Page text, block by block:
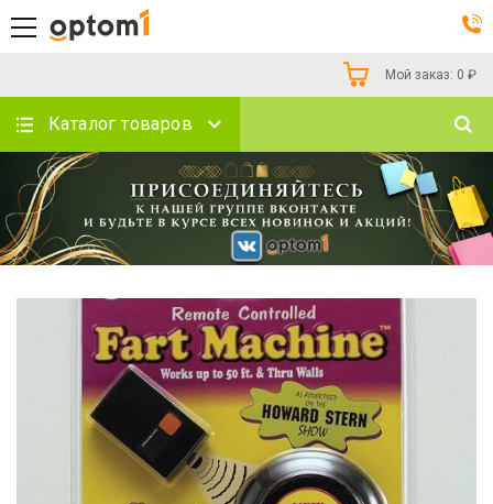
Мой заказ: 0 ₽
Каталог товаров